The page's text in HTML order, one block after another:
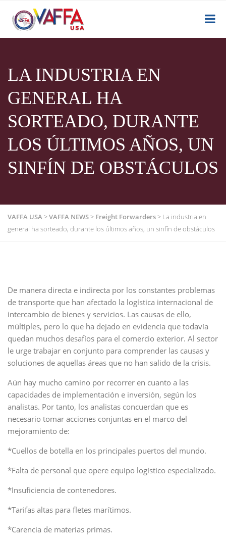
LA INDUSTRIA EN
GENERAL HA
SORTEADO, DURANTE
LOS ÚLTIMOS AÑOS, UN
SINFÍN DE OBSTÁCULOS
VAFFA USA>VAFFA NEWS> Freight Forwarders> La industria en
general ha sorteado, durante los últimos años, un sinfín de obstáculos
De manera directa e indirecta por los constantes problemas
de transporte que han afectado la logística internacional de
intercambio de bienes y servicios. Las causas de ello,
múltiples, pero lo que ha dejado en evidencia que todavía
quedan muchos desafíos para el comercio exterior. Al sector
le urge trabajar en conjunto para comprender las causas y
soluciones de aquellas áreas que no han salido de la crisis.
Aún hay mucho camino por recorrer en cuanto a las
capacidades de implementación e inversión, según los
analistas. Por tanto, los analistas concuerdan que es
necesario tomar acciones conjuntas en el marco del
mejoramiento de:
*Cuellos de botella en los principales puertos del mundo.
*Falta de personal que opere equipo logístico especializado.
*Insuficiencia de contenedores.
*Tarifas altas para fletes marítimos.
*Carencia de materias primas.